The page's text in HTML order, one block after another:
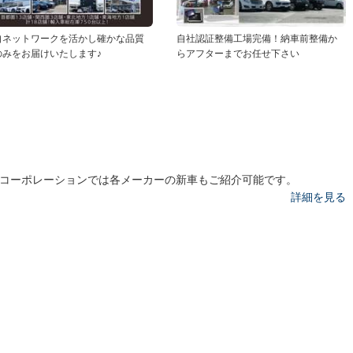
ネットワークを活かし確かな品質
みをお届けいたします♪
自社認証整備工場完備！納車前整備か
らアフターまでお任せ下さい
ーポレーションでは各メーカーの新車もご紹介可能です。
詳細を見る